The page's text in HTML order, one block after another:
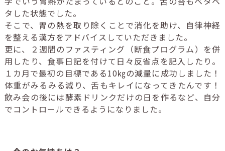
タした状態でした。
そこで、胃の熱を取り除くことで消化を助け、自律神経
を整える漢方をアドバイスしていただきました。
更に、２週間のファスティング（断食プログラム）を併
用したり、食事日記を付けて日々反省点を記入したり。
１カ月で最初の目標である10㎏の減量に成功しました！
体重がみるみる減り、舌もキレイになってきたんです！
飲み会の後には酵素ドリンクだけの日を作るなど、自分
でコントロールできるようになりました。